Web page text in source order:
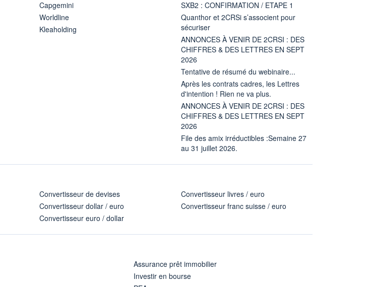
Capgemini
Worldline
Kleaholding
SXB2 : CONFIRMATION / ETAPE 1
Quanthor et 2CRSi s’associent pour
sécuriser
ANNONCES À VENIR DE 2CRSI : DES
CHIFFRES & DES LETTRES EN SEPT
2026
Tentative de résumé du webinaire...
Après les contrats cadres, les Lettres
d'intention ! Rien ne va plus.
ANNONCES À VENIR DE 2CRSI : DES
CHIFFRES & DES LETTRES EN SEPT
2026
File des amix irréductibles :Semaine 27
au 31 juillet 2026.
Convertisseur de devises
Convertisseur dollar / euro
Convertisseur euro / dollar
Convertisseur livres / euro
Convertisseur franc suisse / euro
Assurance prêt immobilier
Investir en bourse